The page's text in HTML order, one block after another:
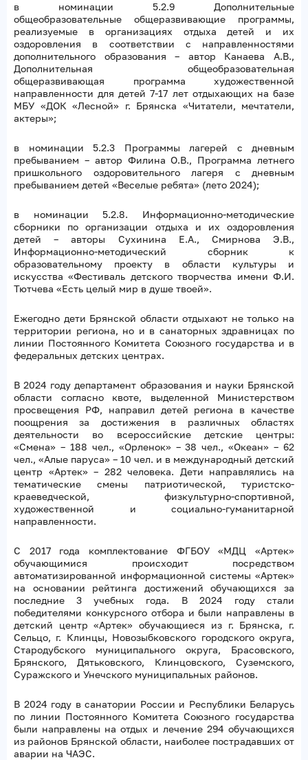
в номинации 5.2.9 Дополнительные
общеобразовательные общеразвивающие программы,
реализуемые в организациях отдыха детей и их
оздоровления в соответствии с направленностями
дополнительного образования – автор Канаева А.В.,
Дополнительная общеобразовательная
общеразвивающая программа художественной
направленности для детей 7-17 лет отдыхающих на базе
МБУ «ДОК «Лесной» г. Брянска «Читатели, мечтатели,
актеры»;
в номинации 5.2.3 Программы лагерей с дневным
пребыванием – автор Филина О.В., Программа летнего
пришкольного оздоровительного лагеря с дневным
пребыванием детей «Веселые ребята» (лето 2024);
в номинации 5.2.8. Информационно-методические
сборники по организации отдыха и их оздоровления
детей – авторы Сухинина Е.А., Смирнова Э.В.,
Информационно-методический сборник к
образовательному проекту в области культуры и
искусства «Фестиваль детского творчества имени Ф.И.
Тютчева «Есть целый мир в душе твоей».
Ежегодно дети Брянской области отдыхают не только на
территории региона, но и в санаторных здравницах по
линии Постоянного Комитета Союзного государства и в
федеральных детских центрах.
В 2024 году департамент образования и науки Брянской
области согласно квоте, выделенной Министерством
просвещения РФ, направил детей региона в качестве
поощрения за достижения в различных областях
деятельности во всероссийские детские центры:
«Смена» – 188 чел., «Орленок» – 38 чел., «Океан» – 62
чел., «Алые паруса» – 10 чел. и в международный детский
центр «Артек» – 282 человека. Дети направлялись на
тематические смены патриотической, туристско-
краеведческой, физкультурно-спортивной,
художественной и социально-гуманитарной
направленности.
С 2017 года комплектование ФГБОУ «МДЦ «Артек»
обучающимися происходит посредством
автоматизированной информационной системы «Артек»
на основании рейтинга достижений обучающихся за
последние 3 учебных года. В 2024 году стали
победителями конкурсного отбора и были направлены в
детский центр «Артек» обучающиеся из г. Брянска, г.
Сельцо, г. Клинцы, Новозыбковского городского округа,
Стародубского муниципального округа, Брасовского,
Брянского, Дятьковского, Клинцовского, Суземского,
Суражского и Унечского муниципальных районов.
В 2024 году в санатории России и Республики Беларусь
по линии Постоянного Комитета Союзного государства
были направлены на отдых и лечение 294 обучающихся
из районов Брянской области, наиболее пострадавших от
аварии на ЧАЭС.